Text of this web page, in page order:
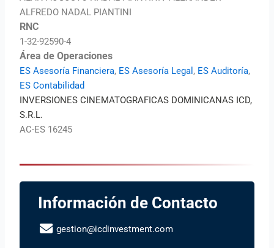
ALFREDO NADAL PIANTINI
RNC
1-32-92590-4
Área de Operaciones
ES Asesoría Financiera, ES Asesoría Legal , ES Auditoría,
ES Contabilidad
INVERSIONES CINEMATOGRAFICAS DOMINICANAS ICD,
S.R.L.
AC-ES 16245
Información de Contacto
gestion@icdinvestment.com